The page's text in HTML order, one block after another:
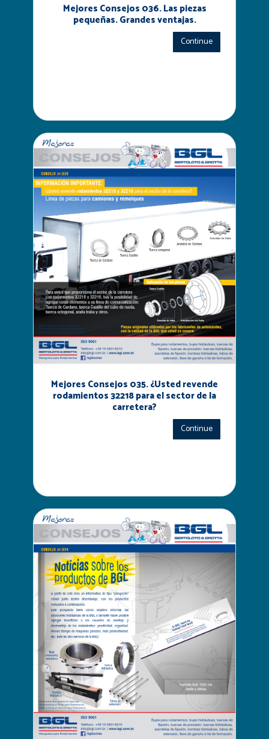
Mejores Consejos 036. Las piezas
pequeñas. Grandes ventajas.
Continue
Mejores Consejos 035. ¿Usted revende
rodamientos 32218 para el sector de la
carretera?
Continue